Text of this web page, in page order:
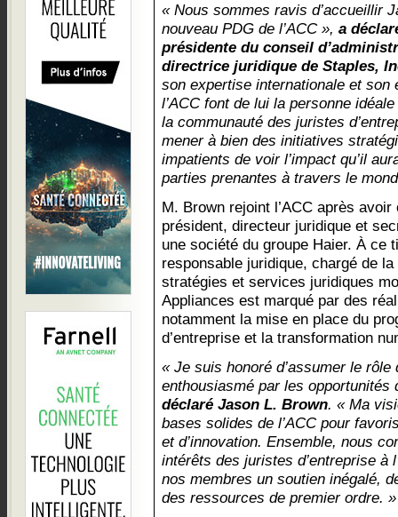
« Nous sommes ravis d’accueillir
nouveau PDG de l’ACC », a
présidente du conseil
directrice juridique de Staples,
son expertise internationale et son
l’ACC font de lui la personne
la communauté des juristes
mener à bien des initiatives
impatients de voir l’impact qu’il
parties prenantes à travers le
M. Brown rejoint l’ACC après
président, directeur juridique et
une société du groupe Haier. À ce
responsable juridique, chargé de
stratégies et services juridiques
Appliances est marqué par des
notamment la mise en place du
d’entreprise et la transformation
« Je suis honoré d’assumer le
enthousiasmé par les opportunités
déclaré Jason L. Brown. « Ma
bases solides de l’ACC pour
et d’innovation. Ensemble, nous
intérêts des juristes d’entreprise à
nos membres un soutien inégalé,
des ressources de premier ordre. »